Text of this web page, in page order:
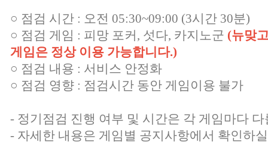
○ 점검 시간 : 오전 05:30~09:00 (3시간 30분)
○ 점검 게임 : 피망 포커, 섯다, 카지노군 (뉴맞
게임은 정상 이용 가능합니다.)
○ 점검 내용 : 서비스 안정화
○ 점검 영향 : 점검시간 동안 게임이용 불가
- 정기점검 진행 여부 및 시간은 각 게임마다
- 자세한 내용은 게임별 공지사항에서 확인하